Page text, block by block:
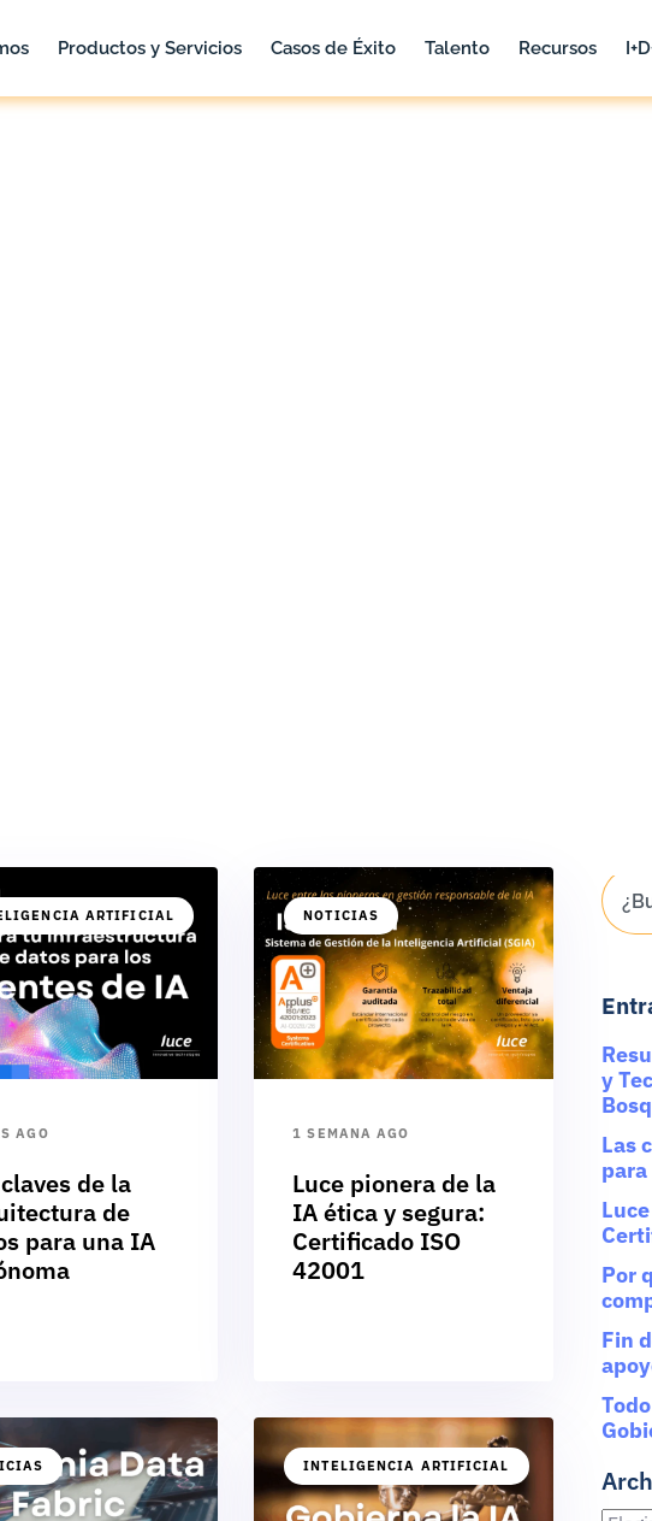
Productos y Servicios Casos de Éxito Talento Recursos
ARTIFICIAL
AGO
de la
de
para una IA
NOTICIAS
1 SEMANA AGO
Luce pionera de la
IA ética y segura:
Certificado ISO
42001
INTELIGENCIA ARTIFICIAL
y
Las
Por
Fin